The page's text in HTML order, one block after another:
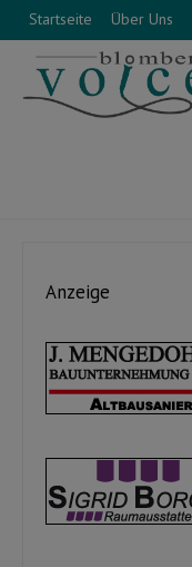
Startseite Über Uns
Anzeige